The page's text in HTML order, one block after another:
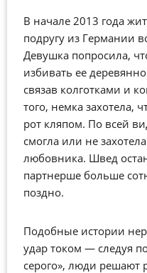
В начале 2013 года
подругу из Германии
Девушка попросила,
избивать ее
связав колготками и
того, немка захотела,
рот кляпом. По всей
смогла или не
любовника. Швед
партнерше больше
поздно.
Подобные истории
удар током — следуя
серого», люди решают